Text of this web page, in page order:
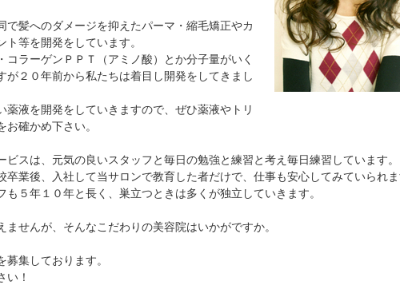
で髪へのダメージを抑えたパーマ・縮毛矯正やカ
ト等を開発をしています。
コラーゲンＰＰＴ（アミノ酸）とか分子量がいく
が２０年前から私たちは着目し開発をしてきまし
薬液を開発をしていきますので、ぜひ薬液やトリ
お確かめ下さい。
ビスは、元気の良いスタッフと毎日の勉強と練習と考え毎日練習しています。
卒業後、入社して当サロンで教育した者だけで、仕事も安心してみていられま
も５年１０年と長く、巣立つときは多くが独立していきます。
ませんが、そんなこだわりの美容院はいかがですか。
募集しております。
い！